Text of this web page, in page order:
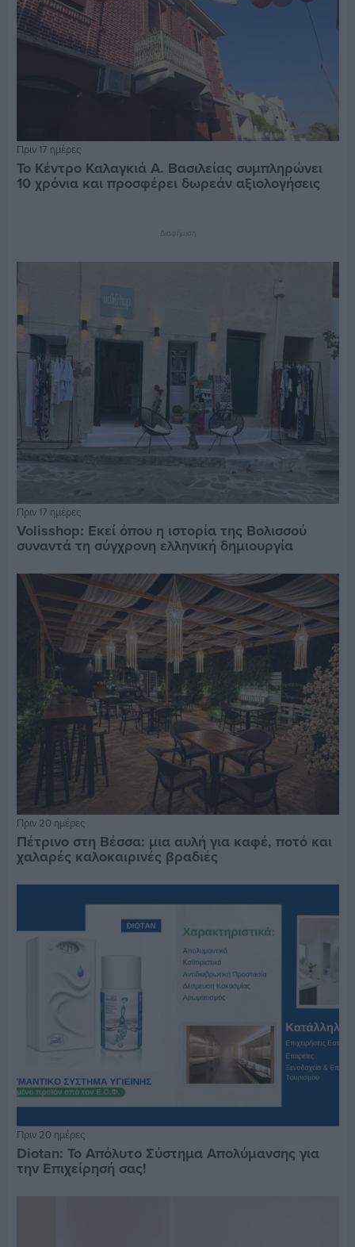
Πριν 17 ημέρες
Το Κέντρο Καλαγκιά Α. Βασιλείας συμπληρώνει
10 χρόνια και προσφέρει δωρεάν αξιολογήσεις
Διαφήμιση
Πριν 17 ημέρες
Volisshop: Εκεί όπου η ιστορία της Βολισσού
συναντά τη σύγχρονη ελληνική δημιουργία
Πριν 20 ημέρες
Πέτρινο στη Βέσσα: μια αυλή για καφέ, ποτό και
χαλαρές καλοκαιρινές βραδιές
Πριν 20 ημέρες
Diotan: Το Απόλυτο Σύστημα Απολύμανσης για
την Επιχείρησή σας!